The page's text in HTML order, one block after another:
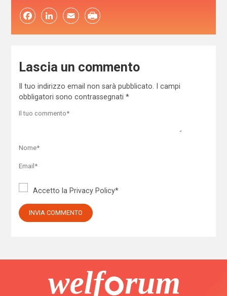
FacebookLinkedIn Email
Lascia un commento
Il tuo indirizzo email non sarà pubblicato.
I campi
obbligatori sono contrassegnati *
Accetto la Privacy Policy*